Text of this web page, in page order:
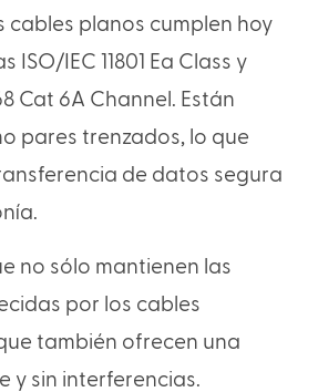
cables planos cumplen hoy
ISO/IEC 11801 Ea Class y
Cat 6A Channel. Están
pares trenzados, lo que
de datos segura
no sólo mantienen las
por los cables
también ofrecen una
y sin interferencias.